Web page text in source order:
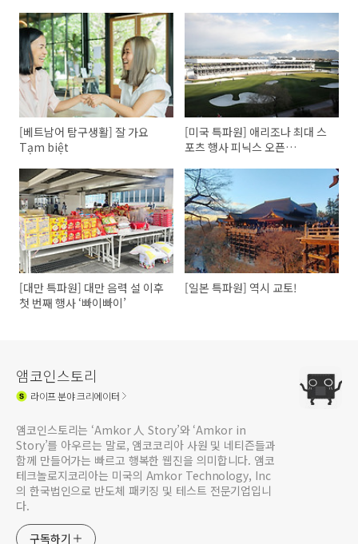
[베트남어 탐구생활] 잘 가요
Tạm biệt
[미국 특파원] 애리조나 최대 스
포츠 행사 피닉스 오픈
[대만 특파원] 대만 음력 설 이후
첫 번째 행사 ‘빠이빠이’
[일본 특파원] 역시 교토!
앰코인스토리
라이프분야 크리에이터
앰코인스토리는 ‘Amkor 人 Story’와 ‘Amkor in
Story’를 아우르는 말로, 앰코코리아 사원 및 네티즌들과
함께 만들어가는 빠르고 행복한 웹진을 의미합니다. 앰코
테크놀로지코리아는 미국의 Amkor Technology, Inc
의 한국법인으로 반도체 패키징 및 테스트 전문기업입니
다.
구독하기